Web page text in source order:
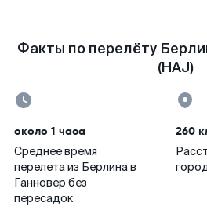
Факты по перелёту
(HAJ)
около 1 часа
Среднее время
перелета из Берлина в
Ганновер без
пересадок
260